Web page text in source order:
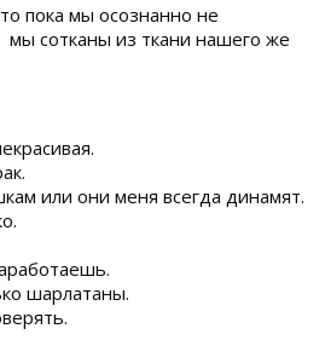
пока мы осознанно не
мы сотканы из ткани нашего же
или они меня всегда динамят.
шарлатаны.